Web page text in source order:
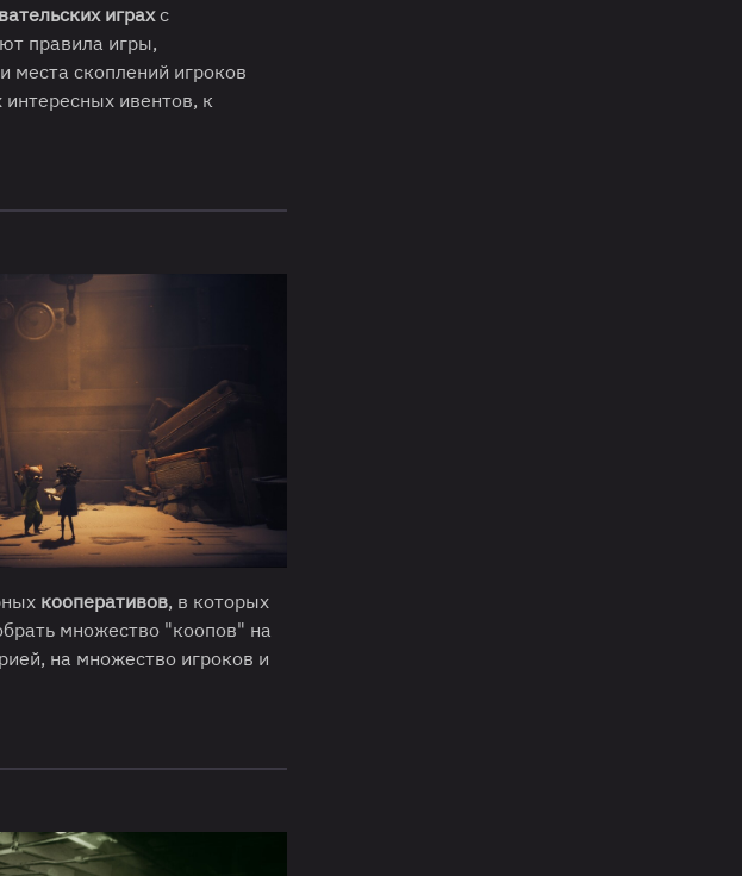
играхс
правила игры,
скоплений игроков
ивентов, к
кооперативов, в которых
множество "коопов" на
на множество игроков и